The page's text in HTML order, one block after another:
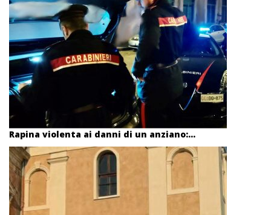
Rapina violenta ai danni di un anziano:...